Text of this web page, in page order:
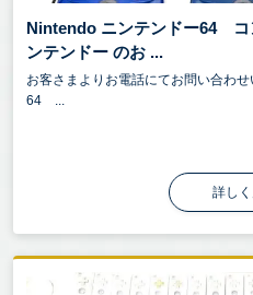
Nintendo ニンテンドー64 コ
ンテンドー のお ...
お客さまよりお電話にてお問い合わ
64 ...
詳し